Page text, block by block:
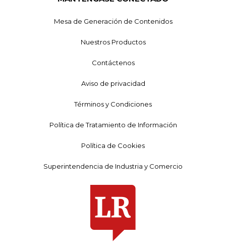
Mesa de Generación de Contenidos
Nuestros Productos
Contáctenos
Aviso de privacidad
Términos y Condiciones
Política de Tratamiento de Información
Política de Cookies
Superintendencia de Industria y Comercio